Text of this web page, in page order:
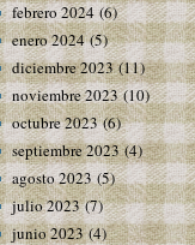
febrero 2024(6)
enero 2024(5)
diciembre 2023(11)
noviembre 2023(10)
octubre 2023(6)
septiembre 2023(4)
agosto 2023(5)
julio 2023(7)
junio 2023(4)